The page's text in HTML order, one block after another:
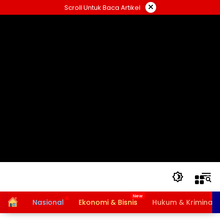
ke
Scroll Untuk Baca Artikel ×
HomeNasional Ekonomi & Bisnis Hukum & Kriminal
Bansos PKH dan BPNT